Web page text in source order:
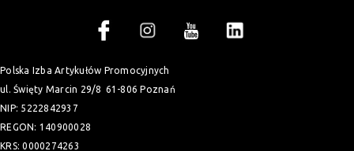
Polska Izba Artykułów Promocyjnych
ul. Święty Marcin 29/8 61-806 Poznań
NIP: 5222842937
REGON: 140900028
KRS: 0000274263